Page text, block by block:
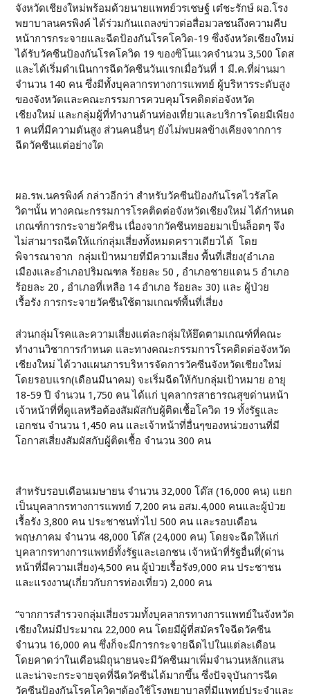
จังหวัดเชียงใหม่พร้อมด้วยนายแพทย์วรเชษฐ์ เต๋ชะรักษ์ ผอ.โรง
พยาบาลนครพิงค์ ได้ร่วมกันแถลงข่าวต่อสื่อมวลชนถึงความคืบ
หน้าการกระจายและฉีดป้องกันโรคโควิด-19 ซึ่งจังหวัดเชียงใหม่
ได้รับวัคซีนป้องกันโรคโควิด 19 ของซิโนแวคจำนวน 3,500 โดส
และได้เริ่มดำเนินการฉีดวัคซีนวันแรกเมื่อวันที่ 1 มี.ค.ที่ผ่านมา
จำนวน 140 คน ซึ่งมีทั้งบุคลากรทางการแพทย์ ผู้บริหารระดับสูง
ของจังหวัดและคณะกรรมการควบคุมโรคติดต่อจังหวัด
เชียงใหม่ และกลุ่มผู้ที่ทำงานด้านท่องเที่ยวและบริการโดยมีเพียง
1 คนที่มีความดันสูง ส่วนคนอื่นๆ ยังไม่พบผลข้างเคียงจากการ
ฉีดวัคซีนแต่อย่างใด
ผอ.รพ.นครพิงค์ กล่าวอีกว่า สำหรับวัคซีนป้องกันโรคไวรัสโค
วิดฯนั้น ทางคณะกรรมการโรคติดต่อจังหวัดเชียงใหม่ ได้กำหนด
เกณฑ์การกระจายวัคซีน เนื่องจากวัคซีนทยอยมาเป็นล็อตๆ จึง
ไม่สามารถฉีดให้แก่กลุ่มเสี่ยงทั้งหมดคราวเดียวได้ โดย
พิจารณาจาก กลุ่มเป้าหมายที่มีความเสี่ยง พื้นที่เสี่ยง(อำเภอ
เมืองและอำเภอปริมณฑล ร้อยละ 50 , อำเภอชายแดน 5 อำเภอ
ร้อยละ 20 , อำเภอที่เหลือ 14 อำเภอ ร้อยละ 30) และ ผู้ป่วย
เรื้อรัง การกระจายวัคซีนใช้ตามเกณฑ์พื้นที่เสี่ยง
ส่วนกลุ่มโรคและความเสี่ยงแต่ละกลุ่มให้ยึดตามเกณฑ์ที่คณะ
ทำงานวิชาการกำหนด และทางคณะกรรมการโรคติดต่อจังหวัด
เชียงใหม่ ได้วางแผนการบริหารจัดการวัคซีนจังหวัดเชียงใหม่
โดยรอบแรก(เดือนมีนาคม) จะเริ่มฉีดให้กับกลุ่มเป้าหมาย อายุ
18-59 ปี จำนวน 1,750 คน ได้แก่ บุคลากรสาธารณสุขด่านหน้า
เจ้าหน้าที่ที่ดูแลหรือต้องสัมผัสกับผู้ติดเชื้อโควิด 19 ทั้งรัฐและ
เอกชน จำนวน 1,450 คน และเจ้าหน้าที่อื่นๆของหน่วยงานที่มี
โอกาสเสี่ยงสัมผัสกับผู้ติดเชื้อ จำนวน 300 คน
สำหรับรอบเดือนเมษายน จำนวน 32,000 โด๊ส (16,000 คน) แยก
เป็นบุคลากรทางการแพทย์ 7,200 คน อสม.4,000 คนและผู้ป่วย
เรื้อรัง 3,800 คน ประชาชนทั่วไป 500 คน และรอบเดือน
พฤษภาคม จำนวน 48,000 โด๊ส (24,000 คน) โดยจะฉีดให้แก่
บุคลากรทางการแพทย์ทั้งรัฐและเอกชน เจ้าหน้าที่รัฐอื่นที่(ด่าน
หน้าที่มีความเสี่ยง)4,500 คน ผู้ป่วยเรื้อรัง9,000 คน ประชาชน
และแรงงาน(เกี่ยวกับการท่องเที่ยว) 2,000 คน
“จากการสำรวจกลุ่มเสี่ยงรวมทั้งบุคลากรทางการแพทย์ในจังหวัด
เชียงใหม่มีประมาณ 22,000 คน โดยมีผู้ที่สมัครใจฉีดวัคซีน
จำนวน 16,000 คน ซึ่งก็จะมีการกระจายฉีดไปในแต่ละเดือน
โดยคาดว่าในเดือนมิถุนายนจะมีวัคซีนมาเพิ่มจำนวนหลักแสน
และน่าจะกระจายจุดที่ฉีดวัคซีนได้มากขึ้น ซึ่งปัจจุบันการฉีด
วัคซีนป้องกันโรคโควิดฯต้องใช้โรงพยาบาลที่มีแพทย์ประจำและ